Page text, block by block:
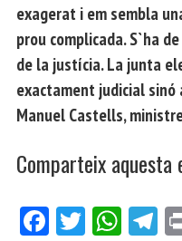
exagerat i em sembla
prou complicada. S`ha
de la justícia. La junta
exactament judicial sinó
Manuel Castells,
Comparteix aquesta
Fa Tw W Te